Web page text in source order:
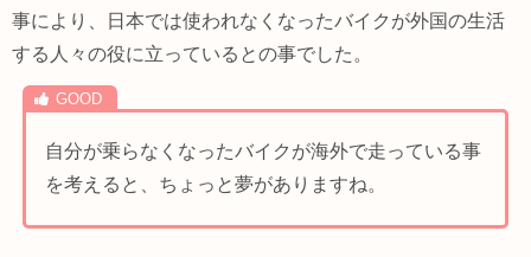
事により、日本では使われなくなったバイクが外国の生活
する人々の役に立っているとの事でした。
自分が乗らなくなったバイクが海外で走っている事
を考えると、ちょっと夢がありますね。